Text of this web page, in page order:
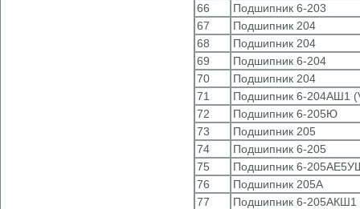
66
Подшипник 6-203
67
Подшипник 204
68
Подшипник 204
69
Подшипник 6-204
70
Подшипник 204
71
Подшипник 6-204АШ1
72
Подшипник 6-205Ю
73
Подшипник 205
74
Подшипник 6-205
75
Подшипник 6-
76
Подшипник 205А
77
Подшипник 6-205АКШ1